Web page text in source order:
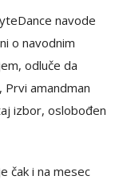
navode
o navodnim
odluče da
amandman
izbor, oslobođen
čak i na mesec